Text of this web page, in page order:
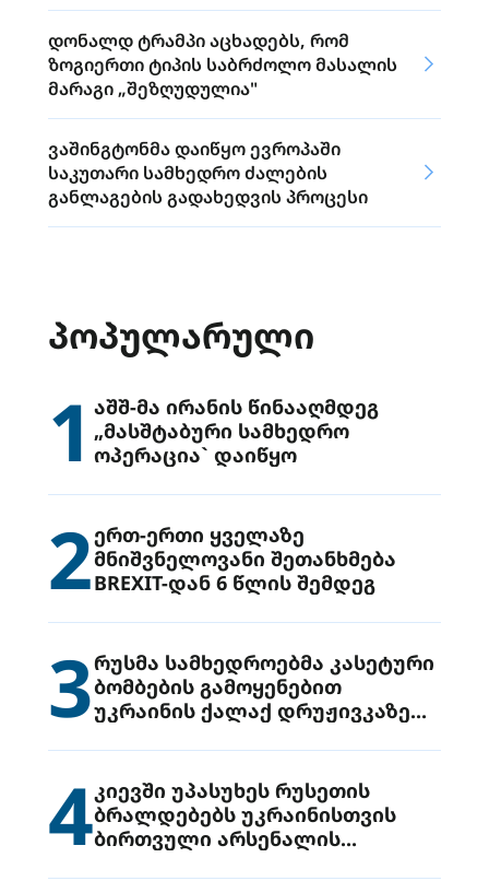
დონალდ ტრამპი აცხადებს, რომ
ზოგიერთი ტიპის საბრძოლო მასალის
მარაგი „შეზღუდულია"
ვაშინგტონმა დაიწყო ევროპაში
საკუთარი სამხედრო ძალების
განლაგების გადახედვის პროცესი
ᲞᲝᲞᲣᲚᲐᲠᲣᲚᲘ
1 აშშ-მა ირანის წინააღმდეგ
„მასშტაბური სამხედრო
ოპერაცია` დაიწყო
2ერთ-ერთი ყველაზე
მნიშვნელოვანი შეთანხმება
BREXIT-დან 6 წლის შემდეგ
3რუსმა სამხედროებმა კასეტური
ბომბების გამოყენებით
უკრაინის ქალაქ დრუჟივკაზე
4კიევში უპასუხეს რუსეთის
ბრალდებებს უკრაინისთვის
ბირთვული არსენალის